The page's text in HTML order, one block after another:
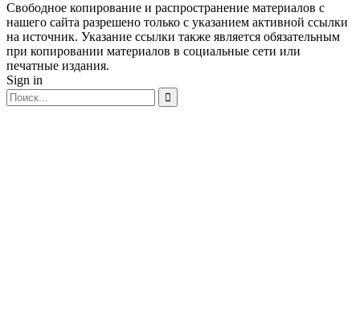
Свободное копирование и распространение материалов с
нашего сайта разрешено только с указанием активной ссылки
на источник. Указание ссылки также является обязательным
при копировании материалов в социальные сети или
печатные издания.
Sign in